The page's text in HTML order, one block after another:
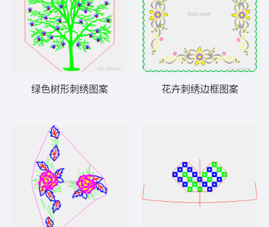
绿色树形刺绣图案 花卉刺绣边框图案